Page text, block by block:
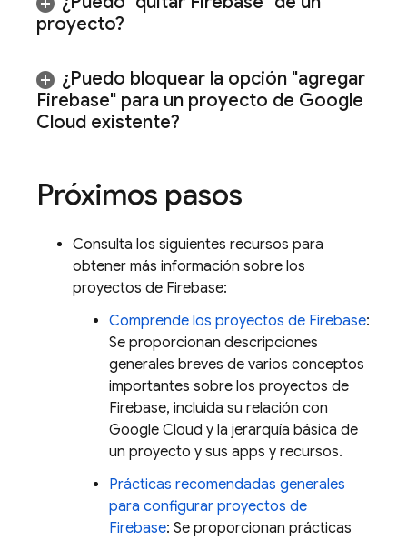
proyecto?
¿Puedo bloquear la opción "agregar
Firebase" para un proyecto de Google
Cloud existente?
Próximos pasos
Consulta los siguientes recursos para
obtener más información sobre los
proyectos de Firebase:
Comprende los proyectos de Firebase:
Se proporcionan descripciones
generales breves de varios conceptos
importantes sobre los proyectos de
Firebase, incluida su relación con
Google Cloud y la jerarquía básica de
un proyecto y sus apps y recursos.
Prácticas recomendadas generales
para configurar proyectos de
Firebase: Se proporcionan prácticas